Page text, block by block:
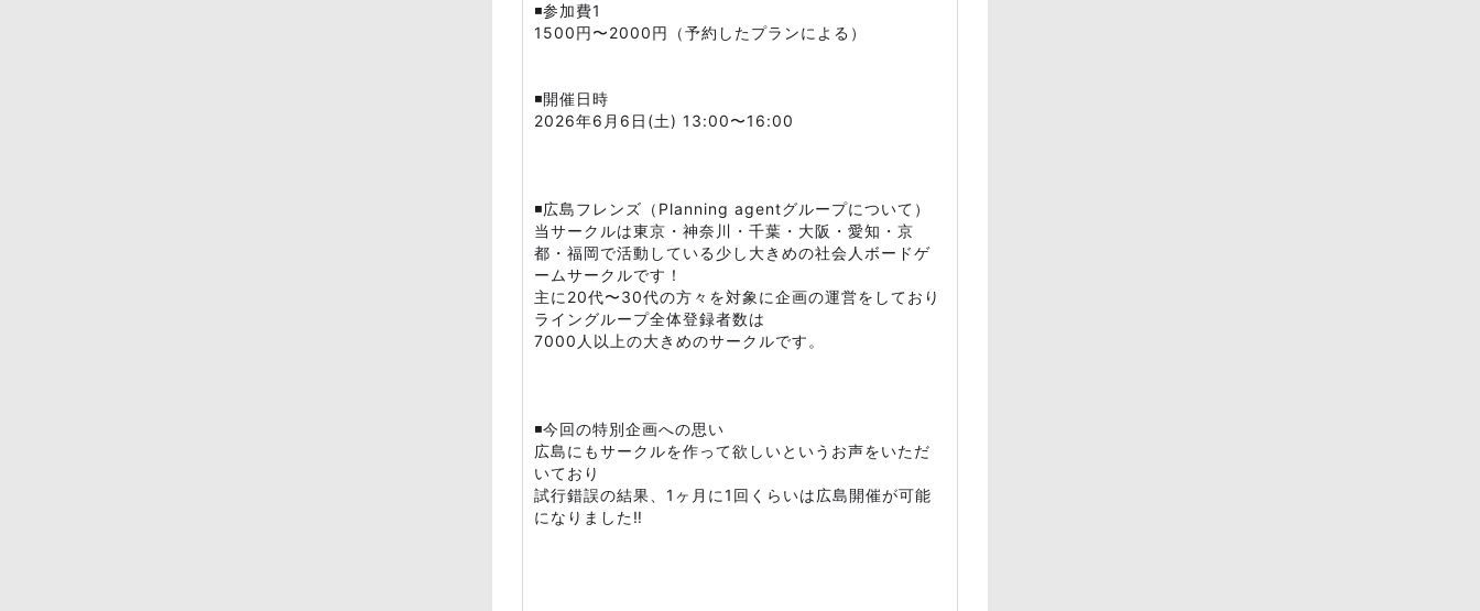
◾️参加費1
1500円〜2000円（予約したプランによる）
◾️開催日時
2026年6月6日(土) 13:00〜16:00
◾️広島フレンズ（Planning agentグループについて）
当サークルは東京・神奈川・千葉・大阪・愛知・京
都・福岡で活動している少し大きめの社会人ボードゲ
ームサークルです！
主に20代〜30代の方々を対象に企画の運営をしており
ライングループ全体登録者数は
7000人以上の大きめのサークルです。
◾️今回の特別企画への思い
広島にもサークルを作って欲しいというお声をいただ
いており
試行錯誤の結果、1ヶ月に1回くらいは広島開催が可能
になりました‼️